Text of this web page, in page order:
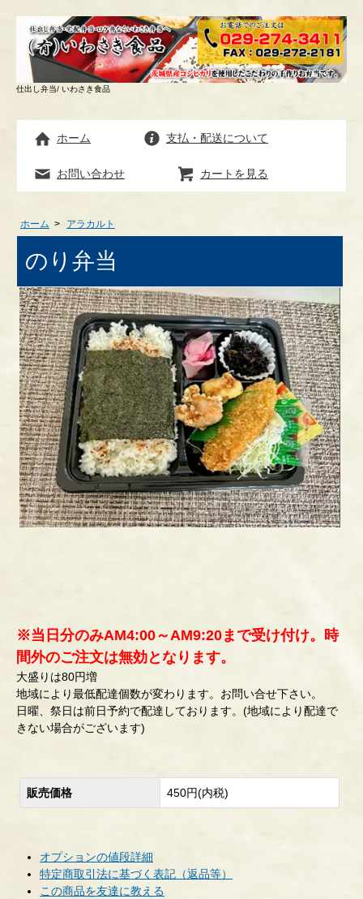
仕出し弁当/ いわさき食品
ホーム 支払・配送について
お問い合わせ カートを見る
ホーム > アラカルト
のり弁当
※当日分のみAM4:00～AM9:20まで受け付け。時
間外のご注文は無効となります。
大盛りは80円増
地域により最低配達個数が変わります。お問い合せ下さい。
日曜、祭日は前日予約で配達しております。(地域により配達で
きない場合がございます)
販売価格 450円(内税)
オプションの値段詳細
特定商取引法に基づく表記（返品等）
この商品を友達に教える